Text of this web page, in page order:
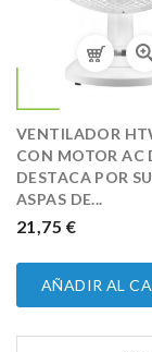
VENTILADOR
CON MOTOR AC
DESTACA POR
ASPAS DE...
PRECIO
21,75 €
AÑADIR AL